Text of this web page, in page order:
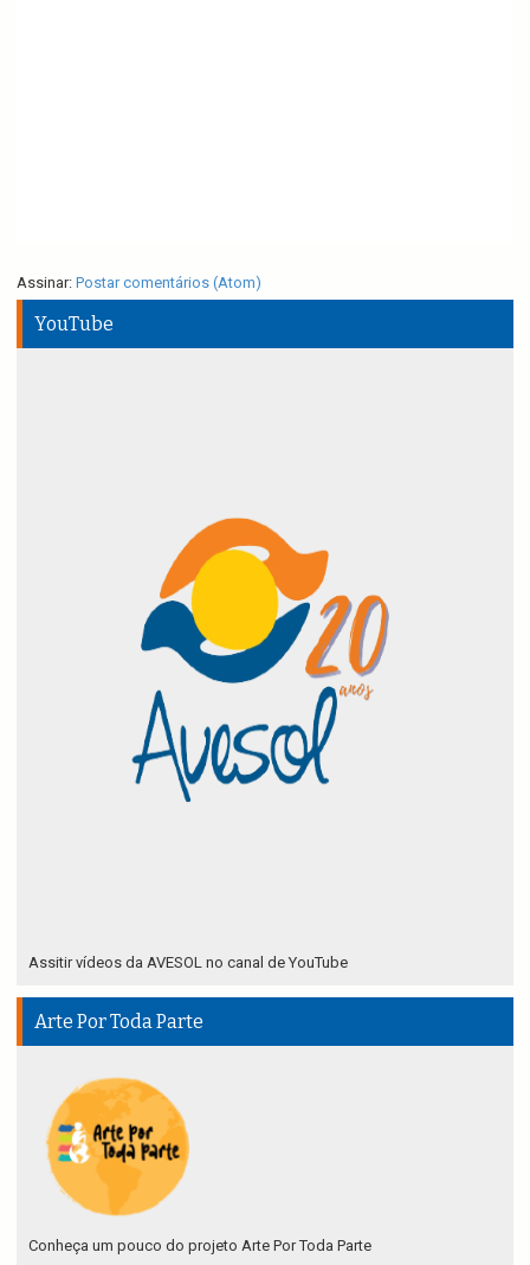
Assinar: Postar comentários (Atom)
YouTube
Assitir vídeos da AVESOL no canal de YouTube
Arte Por Toda Parte
Conheça um pouco do projeto Arte Por Toda Parte